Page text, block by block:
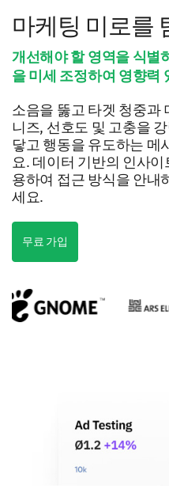
마케팅 미로를
개선해야 할 영역을 식별
을 미세 조정하여 영향력
소음을 뚫고 타겟 청중과
니즈, 선호도 및 고충을
닿고 행동을 유도하는 메
요. 데이터 기반의 인사
용하여 접근 방식을 안내
세요.
무료 가입